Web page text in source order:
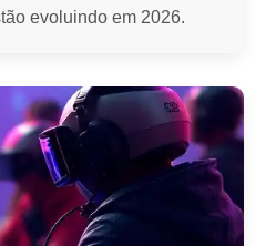
evoluindo em 2026.